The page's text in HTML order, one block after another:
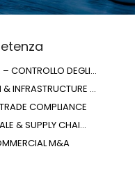
CONTROLLO DEGLI...
INFRASTRUCTURE ...
COMPLIANCE
& SUPPLY CHAI...
M&A